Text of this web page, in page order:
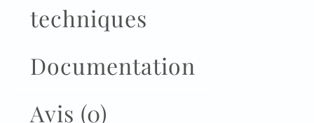
techniques
Documentation
Avis (0)